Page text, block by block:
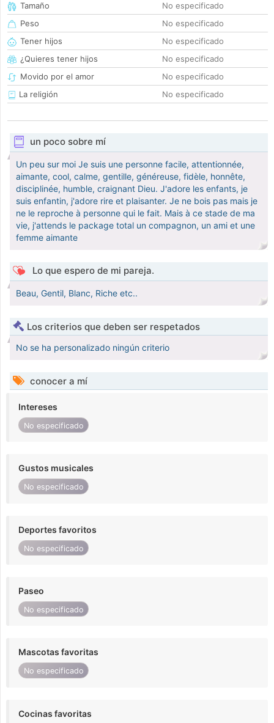
Tamaño
No especificado
Peso
No especificado
Tener hijos
No especificado
¿Quieres tener hijos
No especificado
Movido por el amor
No especificado
La religión
No especificado
un poco sobre mí
Un peu sur moi Je suis une personne facile, attentionnée,
aimante, cool, calme, gentille, généreuse, fidèle, honnête,
disciplinée, humble, craignant Dieu. J'adore les enfants, je
suis enfantin, j'adore rire et plaisanter. Je ne bois pas mais je
ne le reproche à personne qui le fait. Mais à ce stade de ma
vie, j'attends le package total un compagnon, un ami et une
femme aimante
Lo que espero de mi pareja.
Beau, Gentil, Blanc, Riche etc..
Los criterios que deben ser respetados
No se ha personalizado ningún criterio
conocer a mí
Intereses
No especificado
Gustos musicales
No especificado
Deportes favoritos
No especificado
Paseo
No especificado
Mascotas favoritas
No especificado
Cocinas favoritas